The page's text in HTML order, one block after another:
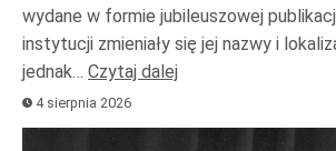
wydane w formie jubileuszowej
instytucji zmieniały się jej nazwy i
jednak… Czytaj dalej
4 sierpnia 2026